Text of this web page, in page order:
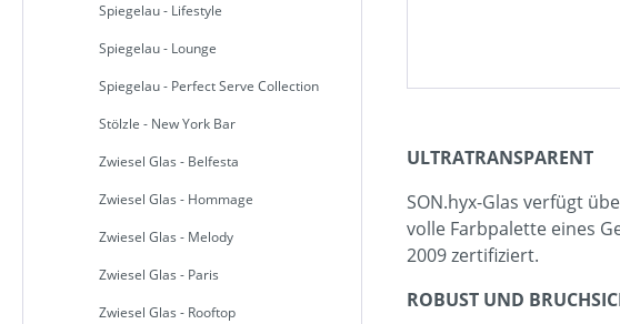
Spiegelau - Lifestyle
Spiegelau - Lounge
Spiegelau - Perfect Serve Collection
Stölzle - New York Bar
Zwiesel Glas - Belfesta
Zwiesel Glas - Hommage
Zwiesel Glas - Melody
Zwiesel Glas - Paris
Zwiesel Glas - Rooftop
ULTRATRANSPARENT
SON.hyx-Glas verfügt
volle Farbpalette eines
2009 zertifiziert.
ROBUST UND